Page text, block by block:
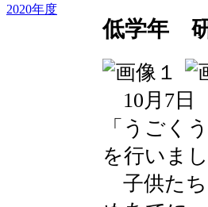
2020年度
低学年
10月7日
「うごく
を行いまし
子供たち